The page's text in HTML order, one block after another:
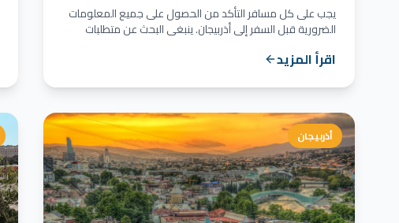
يجب على كل مسافر التأكد من الحصول على جميع المعلومات
الضرورية قبل السفر إلى أذربيجان. ينبغي البحث عن متطلبات
اقرأ المزيد
أذربيجان